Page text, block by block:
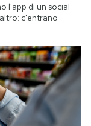
l'app di un social
c'entrano